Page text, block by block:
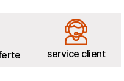
service client